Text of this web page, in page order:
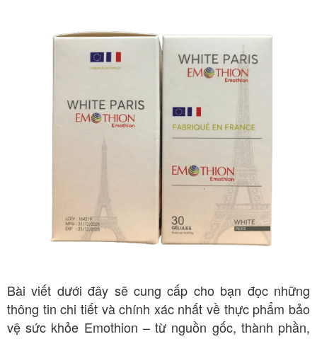
Bài viết dưới đây sẽ cung cấp cho bạn đọc những
thông tin chi tiết và chính xác nhất về thực phẩm bảo
vệ sức khỏe Emothion – từ nguồn gốc, thành phần,